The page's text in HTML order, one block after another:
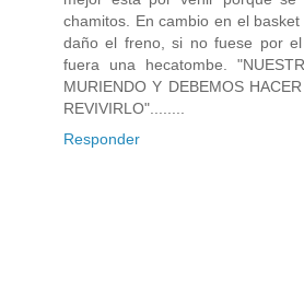
chamitos. En cambio en el
daño el freno, si no fuese por
fuera una hecatombe.
MURIENDO Y DEBEMOS
REVIVIRLO"........
Responder